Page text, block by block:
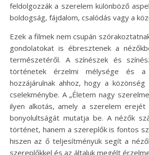
feldolgozzák a szerelem különböző
boldogság, fájdalom, csalódás vagy a
Ezek a filmek nem csupán
gondolatokat is ébresztenek a
természetéről. A színészek és
történetek érzelmi mélysége és a
hozzájárulnak ahhoz, hogy a
cselekménybe. A „Életem nagy
ilyen alkotás, amely a szerelem erejét
bonyolultságát mutatja be. A nézők
történet, hanem a szereplők is fontos
hiszen az ő teljesítményük segít a
szereplőkkel és az általuk megélt